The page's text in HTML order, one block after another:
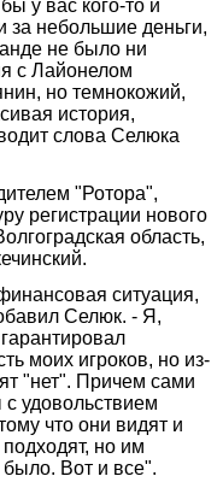
у вас кого-то и
за небольшие деньги,
не было ни
с Лайонелом
но темнокожий,
история,
слова Селюка
"Ротора",
регистрации нового
область,
ситуация,
Селюк. - Я,
моих игроков, но из-
"нет". Причем сами
удовольствием
что они видят и
но им
было. Вот и все".